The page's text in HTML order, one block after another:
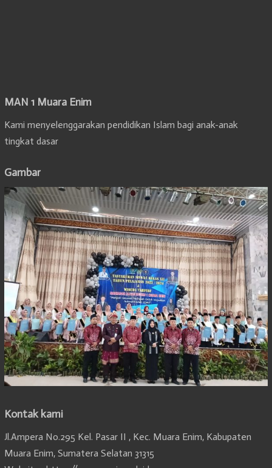
MAN 1 Muara Enim
Kami menyelenggarakan pendidikan Islam bagi anak-anak
tingkat dasar
Gambar
Kontak kami
Jl.Ampera No.295 Kel. Pasar II , Kec. Muara Enim, Kabupaten
Muara Enim, Sumatera Selatan 31315